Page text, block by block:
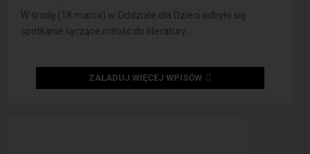
W środę (18 marca) w Oddziale dla Dzieci odbyło się
spotkanie łączące miłość do literatury...
ZAŁADUJ WIĘCEJ WPISÓW